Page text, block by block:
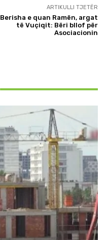
ARTIKULLI TJETËR
Berisha e quan Ramën, argat
të Vuçiqit: Bëri bllof për
Asociacionin